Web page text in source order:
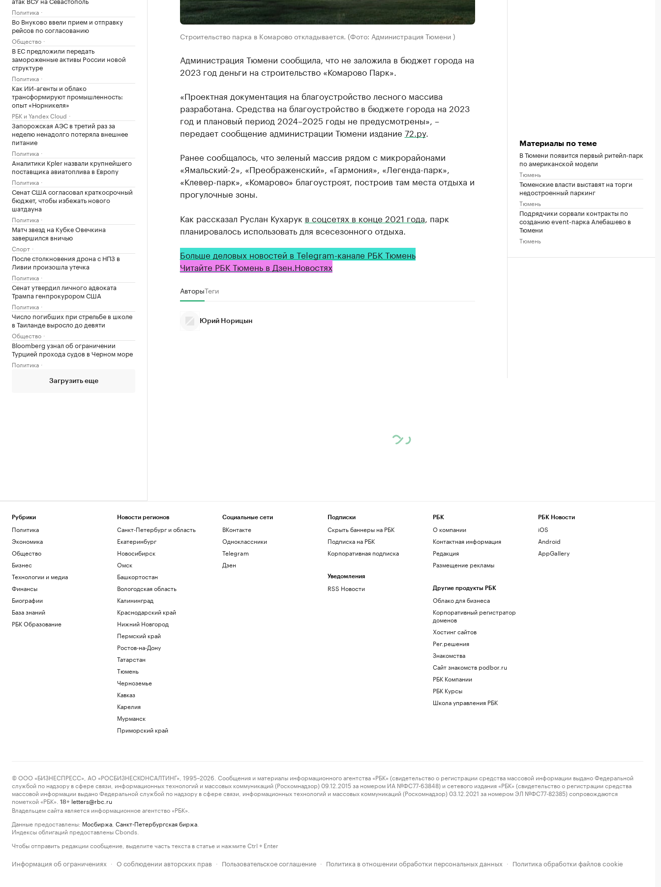
Политика
Во Внуково ввели прием и отправку
рейсов по согласованию
Общество
В ЕС предложили передать
замороженные активы России новой
структуре
Политика
Как ИИ-агенты и облако
трансформируют промышленность:
опыт «Норникеля»
РБК и Yandex Cloud
Запорожская АЭС в третий раз за
неделю ненадолго потеряла внешнее
питание
Политика
Аналитики Kpler назвали крупнейшего
поставщика авиатоплива в Европу
Политика
Сенат США согласовал краткосрочный
бюджет, чтобы избежать нового
шатдауна
Политика
Матч звезд на Кубке Овечкина
завершился вничью
Спорт
После столкновения дрона с НПЗ в
Ливии произошла утечка
Политика
Сенат утвердил личного адвоката
Трампа генпрокурором США
Политика
Число погибших при стрельбе в школе
в Таиланде выросло до девяти
Общество
Bloomberg узнал об ограничении
Турцией прохода судов в Черном море
Политика
Загрузить еще
Строительство парка в Комарово откладывается. (Фото: Администрация Тюмени )
Администрация Тюмени сообщила, что не заложила в бюджет города на
2023 год деньги на строительство «Комарово Парк».
«Проектная документация на благоустройство лесного массива
разработана. Средства на благоустройство в бюджете города на 2023
год и плановый период 2024–2025 годы не предусмотрены», –
передает сообщение администрации Тюмени издание 72.ру.
Ранее сообщалось, что зеленый массив рядом с микрорайонами
«Ямальский-2», «Преображенский», «Гармония», «Легенда-парк»,
«Клевер-парк», «Комарово» благоустроят, построив там места отдыха и
прогулочные зоны.
Как рассказал Руслан Кухарук в соцсетях в конце 2021 года , парк
планировалось использовать для всесезонного отдыха.
Больше деловых новостей в Telegram-канале РБК Тюмень
Читайте РБК Тюмень в Дзен.Новостях
АвторыТеги
Юрий Норицын
Материалы по теме
В Тюмени появится первый ритейл-парк
по американской модели
Тюмень
Тюменские власти выставят на торги
недостроенный паркинг
Тюмень
Подрядчики сорвали контракты по
созданию event-парка Алебашево в
Тюмени
Тюмень
Рубрики
Политика
Экономика
Общество
Бизнес
Технологии и медиа
Финансы
Биографии
База знаний
РБК Образование
Новости регионов
Санкт-Петербург и область
Екатеринбург
Новосибирск
Омск
Башкортостан
Вологодская область
Калининград
Краснодарский край
Нижний Новгород
Пермский край
Ростов-на-Дону
Татарстан
Тюмень
Черноземье
Кавказ
Карелия
Мурманск
Приморский край
Социальные сети
ВКонтакте
Одноклассники
Telegram
Дзен
Подписки
Скрыть баннеры на РБК
Подписка на РБК
Корпоративная подписка
Уведомления
RSS Новости
РБК
О компании
Контактная информация
Редакция
Размещение рекламы
Другие продукты РБК
Облако для бизнеса
Корпоративный регистратор
доменов
Хостинг сайтов
Рег.решения
Знакомства
Сайт знакомств podbor.ru
РБК Компании
РБК Курсы
Школа управления РБК
РБК Новости
iOS
Android
AppGallery
© ООО «БИЗНЕСПРЕСС», АО «РОСБИЗНЕСКОНСАЛТИНГ», 1995–2026. Сообщения и материалы информационного агентства «РБК» (свидетельство о регистрации средства массовой информации выдано Федеральной
службой по надзору в сфере связи, информационных технологий и массовых коммуникаций (Роскомнадзор) 09.12.2015 за номером ИА №ФС77-63848) и сетевого издания «РБК» (свидетельство о регистрации средства
массовой информации выдано Федеральной службой по надзору в сфере связи, информационных технологий и массовых коммуникаций (Роскомнадзор) 03.12.2021 за номером ЭЛ №ФС77-82385) сопровождаются
пометкой «РБК».
18+ letters@rbc.ru
Владельцем сайта является информационное агентство «РБК».
Данные предоставлены: Мосбиржа Санкт-Петербургская биржа
Индексы облигаций предоставлены Cbonds.
Чтобы отправить редакции сообщение, выделите часть текста в статье и нажмите Ctrl + Enter
Информация об ограничениях · О соблюдении авторских прав · Пользовательское соглашение · Политика в отношении обработки персональных данных · Политика обработки файлов cookie